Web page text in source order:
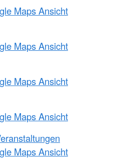
Maps Ansicht
Maps Ansicht
Maps Ansicht
Maps Ansicht
Maps Ansicht